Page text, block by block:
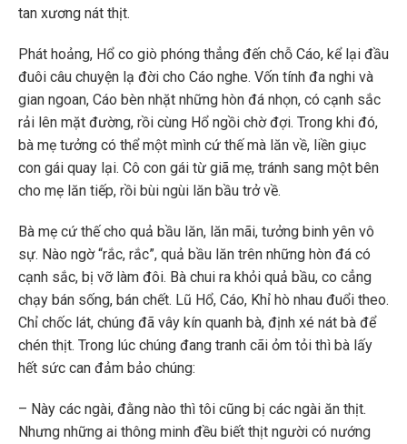
tan xương nát thịt.
Phát hoảng, Hổ co giò phóng thẳng đến chỗ Cáo, kể lại đầu
đuôi câu chuyện lạ đời cho Cáo nghe. Vốn tính đa nghi và
gian ngoan, Cáo bèn nhặt những hòn đá nhọn, có cạnh sắc
rải lên mặt đường, rồi cùng Hổ ngồi chờ đợi. Trong khi đó,
bà mẹ tưởng có thể một mình cứ thế mà lăn về, liền giục
con gái quay lại. Cô con gái từ giã mẹ, tránh sang một bên
cho mẹ lăn tiếp, rồi bùi ngùi lăn bầu trở về.
Bà mẹ cứ thế cho quả bầu lăn, lăn mãi, tưởng binh yên vô
sự. Nào ngờ “rắc, rắc”, quả bầu lăn trên những hòn đá có
cạnh sắc, bị vỡ làm đôi. Bà chui ra khỏi quả bầu, co cẳng
chạy bán sống, bán chết. Lũ Hổ, Cáo, Khỉ hò nhau đuổi theo.
Chỉ chốc lát, chúng đã vây kín quanh bà, định xé nát bà để
chén thịt. Trong lúc chúng đang tranh cãi ỏm tỏi thì bà lấy
hết sức can đảm bảo chúng:
– Này các ngài, đằng nào thì tôi cũng bị các ngài ăn thịt.
Nhưng những ai thông minh đều biết thịt người có nướng